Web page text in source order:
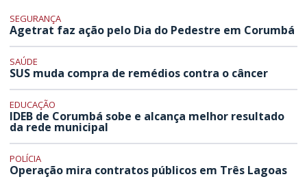
SEGURANÇA
Agetrat faz ação pelo Dia do Pedestre em Corumbá
SAÚDE
SUS muda compra de remédios contra o câncer
EDUCAÇÃO
IDEB de Corumbá sobe e alcança melhor resultado
da rede municipal
POLÍCIA
Operação mira contratos públicos em Três Lagoas